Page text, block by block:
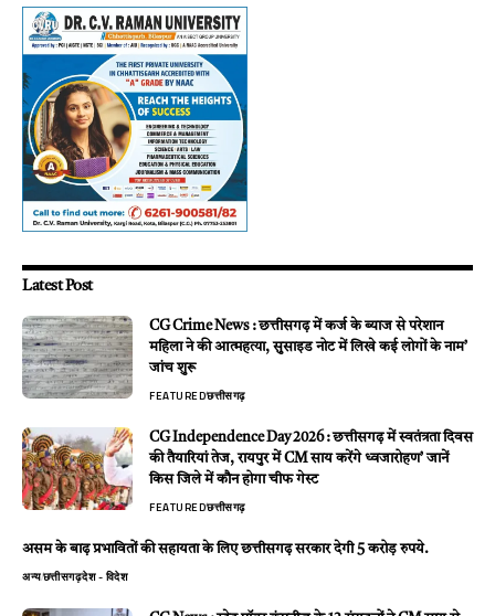
Latest Post
CG Crime News : छत्तीसगढ़ में कर्ज के ब्याज से परेशान
महिला ने की आत्महत्या, सुसाइड नोट में लिखे कई लोगों के नाम’
जांच शुरू
FEATUREDछत्तीसगढ़
CG Independence Day 2026 : छत्तीसगढ़ में स्वतंत्रता दिवस
की तैयारियां तेज, रायपुर में CM साय करेंगे ध्वजारोहण’ जानें
किस जिले में कौन होगा चीफ गेस्ट
FEATUREDछत्तीसगढ़
असम के बाढ़ प्रभावितों की सहायता के लिए छत्तीसगढ़ सरकार देगी 5 करोड़ रुपये.
अन्यछत्तीसगढ़देश - विदेश